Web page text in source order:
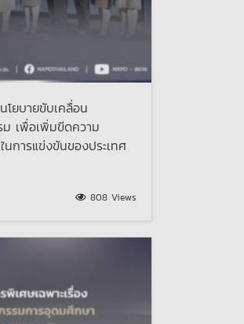
โยบายขับเคลื่อน
ม เพื่อเพิ่มขีดความ
การแข่งขันของประเทศ
808 Views